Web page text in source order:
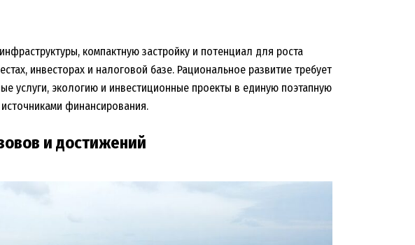
компактную застройку и потенциал для роста
инвесторах и налоговой базе. Рациональное развитие требует
услуги, экологию и инвестиционные проекты в единую поэтапную
финансирования.
и достижений